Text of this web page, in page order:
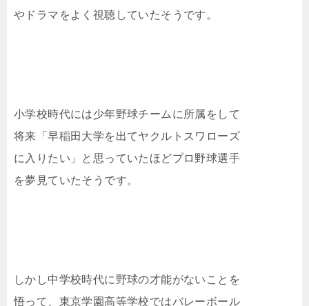
やドラマをよく視聴していたそうです。
小学校時代には少年野球チームに所属をして
将来「早稲田大学を出てヤクルトスワローズ
に入りたい」と思っていたほどプロ野球選手
を夢見ていたそうです。
しかし中学校時代に野球の才能がないことを
悟って、東京学園高等学校ではバレーボール